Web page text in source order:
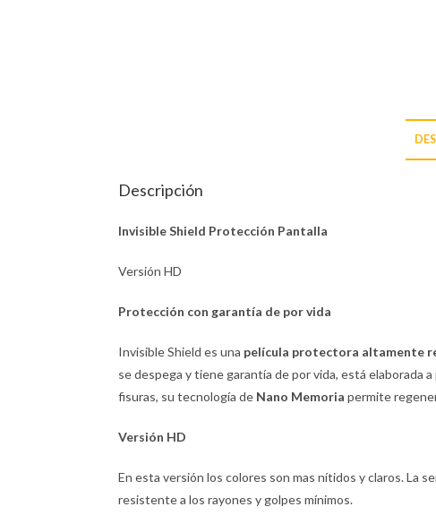
Descripción
Invisible Shield Protección Pantalla
Versión HD
Protección con garantía de por vida
Invisible Shield es una película protectora altamente
se despega y tiene garantía de por vida, está elaborada
fisuras, su tecnología de Nano Memoria permite
Versión HD
En esta versión los colores son mas nítidos y claros. La
resistente a los rayones y golpes mínimos.